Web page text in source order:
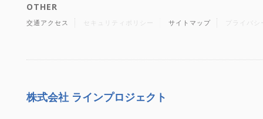
OTHER
交通アクセス セキュリティポリシー サイトマップ プライバ
株式会社 ラインプロジェクト